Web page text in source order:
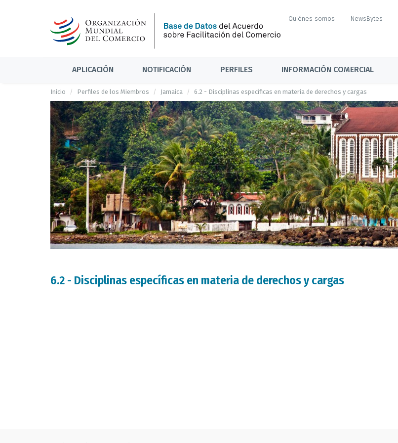
Quiénes somos NewsBytes
APLICACIÓN NOTIFICACIÓN PERFILES INFORMACIÓN COMERCIAL
Inicio Perfiles de los Miembros Jamaica 6.2 - Disciplinas específicas en materia de derechos y cargas
6.2 - Disciplinas específicas en materia de derechos y cargas